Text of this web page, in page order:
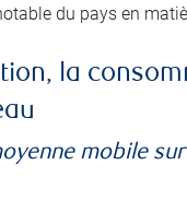
du pays en
la
mobile